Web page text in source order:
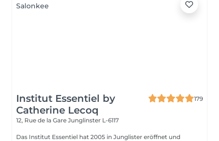
Institut Essentiel by
Catherine Lecoq
179
12, Rue de la Gare Junglinster L-6117
Das Institut Essentiel hat 2005 in Junglister eröffnet und